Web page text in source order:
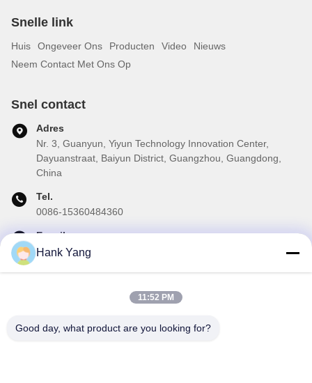
Snelle link
Huis Ongeveer Ons Producten Video
Nieuws
Neem Contact Met Ons Op
Snel contact
Adres
Nr. 3, Guanyun, Yiyun Technology Innovation Center,
Dayuanstraat, Baiyun District, Guangzhou, Guangdong,
China
Tel.
0086-15360484360
E-mail
brake02@teibrakes.com
Abonneer u op onze nieuwsbrief voor kortingen en meer.
Hank Yang
11:52 PM
Good day, what product are you looking for?